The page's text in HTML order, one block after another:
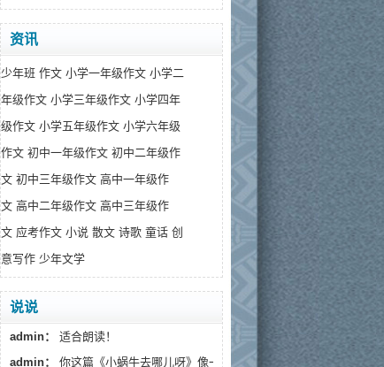
资讯
少年班 作文 小学一年级作文 小学二
年级作文 小学三年级作文 小学四年
级作文 小学五年级作文 小学六年级
作文 初中一年级作文 初中二年级作
文 初中三年级作文 高中一年级作
文 高中二年级作文 高中三年级作
文 应考作文 小说 散文 诗歌 童话 创
意写作 少年文学
说说
admin：
适合朗读！
admin：
你这篇《小蜗牛去哪儿呀》像一阵温柔的春风，读...